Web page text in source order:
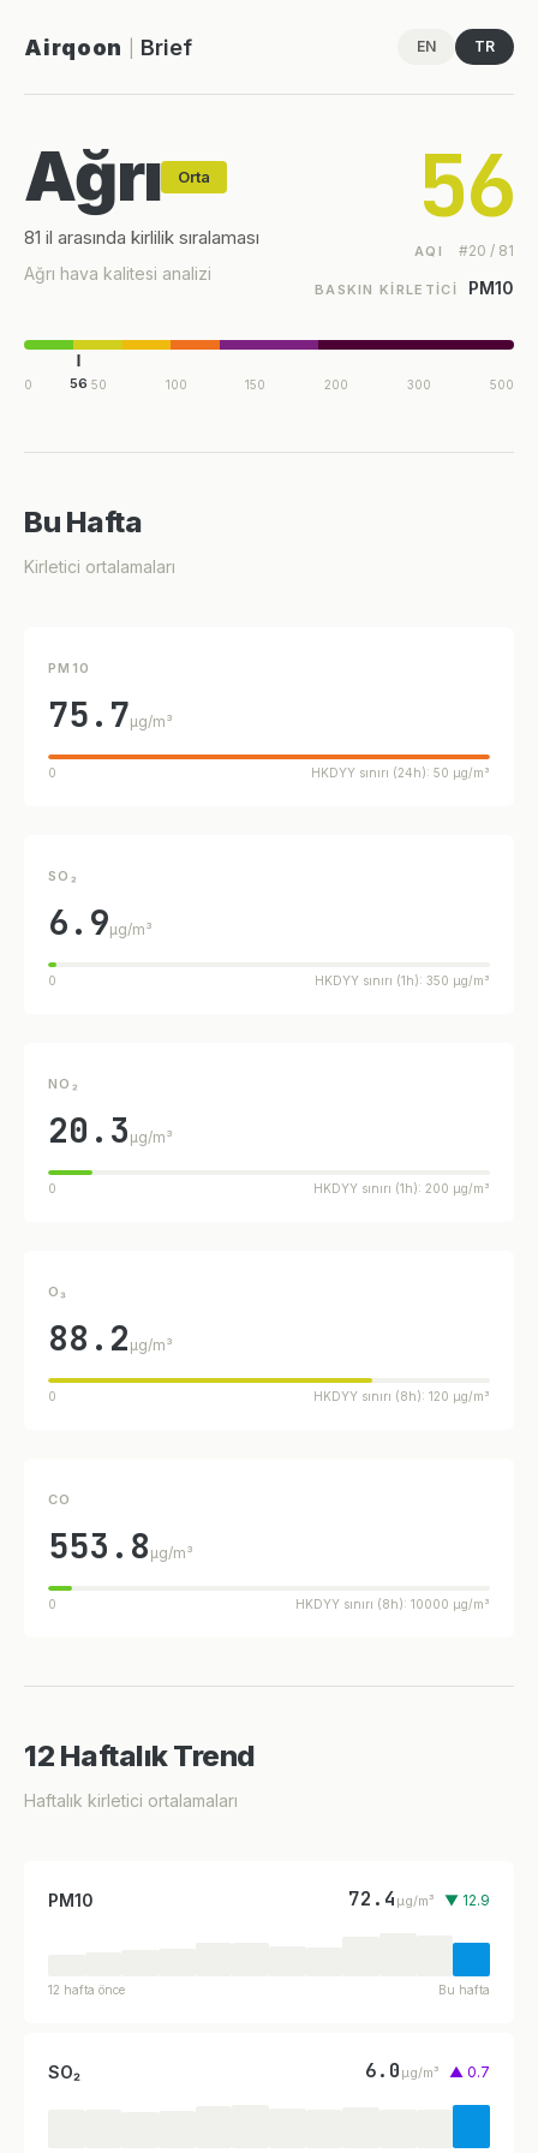
Airqoon Brief EN TR
Ağrı Orta
81 il arasında kirlilik sıralaması
Ağrı hava kalitesi analizi
56
AQI #20 / 81
BASKIN KIRLETICI PM10
56
0 50 100 150 200 300 500
Bu Hafta
Kirletici ortalamaları
PM10
75.7µg/m³
0 HKDYY sınırı (24h): 50 µg/m³
SO₂
6.9µg/m³
0 HKDYY sınırı (1h): 350 µg/m³
NO₂
20.3 µg/m³
0 HKDYY sınırı (1h): 200 µg/m³
O₃
88.2 µg/m³
0 HKDYY sınırı (8h): 120 µg/m³
CO
553.8 µg/m³
0 HKDYY sınırı (8h): 10000 µg/m³
12 Haftalık Trend
Haftalık kirletici ortalamaları
PM10 72.4 µg/m³ ▼ 12.9
12 hafta önce Bu hafta
SO₂ 6.0 µg/m³ ▲ 0.7